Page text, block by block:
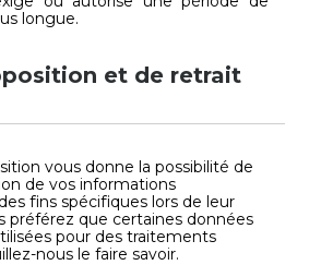
longue.
et de retrait
vous donne la possibilité de
de vos informations
fins spécifiques lors de leur
préférez que certaines données
pour des traitements
nous le faire savoir.